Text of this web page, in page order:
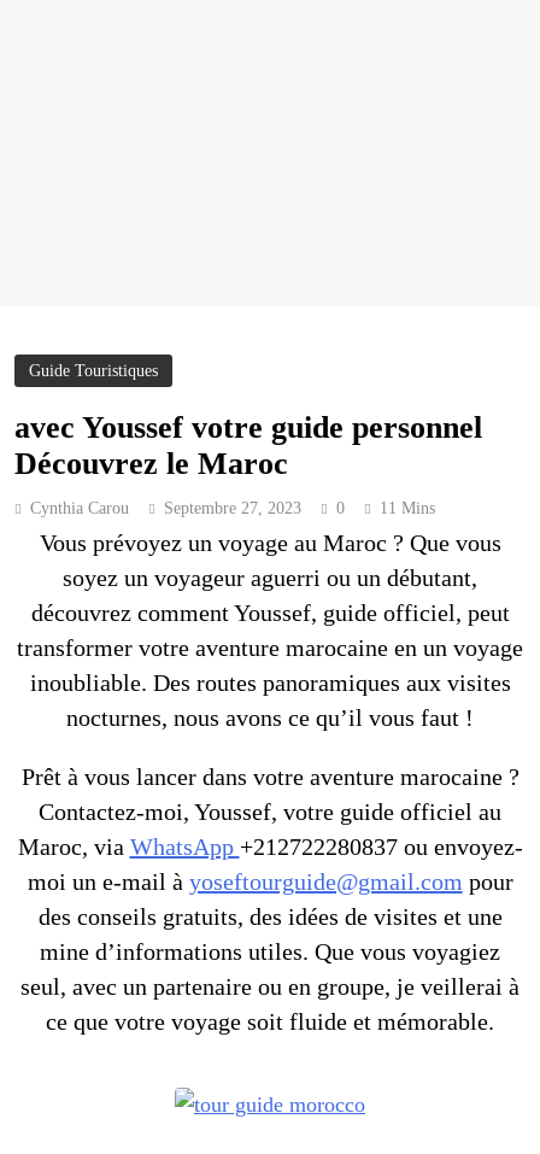
Guide Touristiques
avec Youssef votre guide personnel
Découvrez le Maroc
Cynthia Carou Septembre 27, 2023 0 11 Mins
Vous prévoyez un voyage au Maroc ? Que vous
soyez un voyageur aguerri ou un débutant,
découvrez comment Youssef, guide officiel, peut
transformer votre aventure marocaine en un voyage
inoubliable. Des routes panoramiques aux visites
nocturnes, nous avons ce qu’il vous faut !
Prêt à vous lancer dans votre aventure marocaine ?
Contactez-moi, Youssef, votre guide officiel au
Maroc, via WhatsApp +212722280837 ou envoyez-
moi un e-mail à yoseftourguide@gmail.com pour
des conseils gratuits, des idées de visites et une
mine d’informations utiles. Que vous voyagiez
seul, avec un partenaire ou en groupe, je veillerai à
ce que votre voyage soit fluide et mémorable.